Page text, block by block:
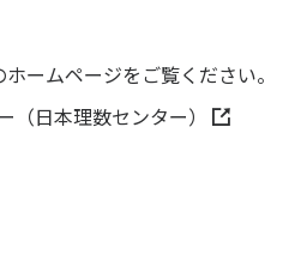
ームページをご覧ください。
（日本理数センター）